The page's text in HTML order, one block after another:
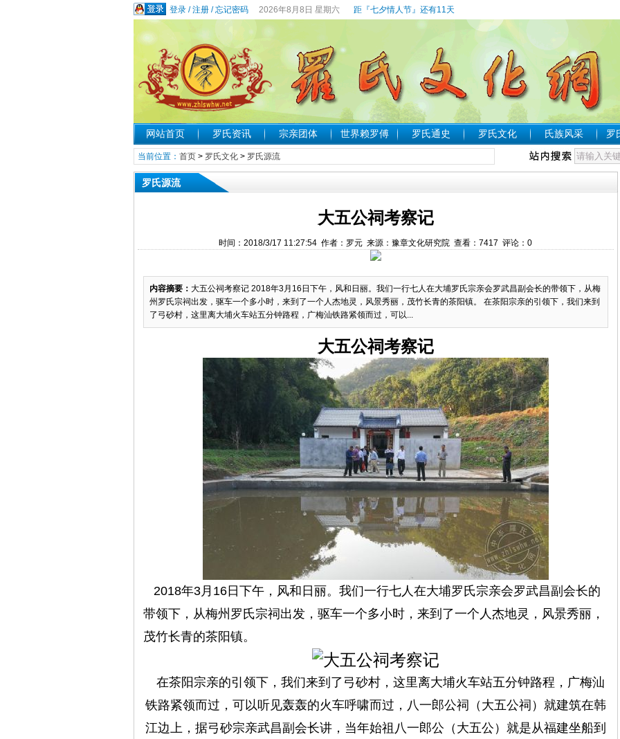
登录/注册/忘记密码 2026年8月8日 星期六 距『七夕情人节』还有11天
网站首页 罗氏资讯 宗亲团体 世界赖罗傅 罗氏通史 罗氏文化 氏族风采 罗
当前位置： 首页> 罗氏文化> 罗氏源流
罗氏源流
大五公祠考察记
时间：2018/3/17 11:27:54 作者：罗元 来源：豫章文化研究院 查看： 7417 评论： 0
内容摘要： 大五公祠考察记 2018年3月16日下午，风和日丽。我们一行七人在大埔罗氏宗亲会罗武昌副会长的带领下，从梅
州罗氏宗祠出发，驱车一个多小时，来到了一个人杰地灵，风景秀丽，茂竹长青的茶阳镇。 在茶阳宗亲的引领下，我们来到
了弓砂村，这里离大埔火车站五分钟路程，广梅汕铁路紧领而过，可以...
大五公祠考察记
2018年3月16日下午，风和日丽。我们一行七人在大埔罗氏宗亲会罗武昌副会长的
带领下，从梅州罗氏宗祠出发， 驱车一个多小时，来到了一个人杰地灵， 风景秀丽，
茂竹长青的茶阳镇。
在茶阳宗亲的引领下，我们来到了弓砂村，这里离大埔火车站五分钟路程，广梅汕
铁路紧领而过，可以听见轰轰的火车呼啸而过，八一郎公祠（大五公祠）就建筑在韩
江边上，据弓砂宗亲武昌副会长讲，当年始祖 八一郎公 （大五公）就是从福建坐船到